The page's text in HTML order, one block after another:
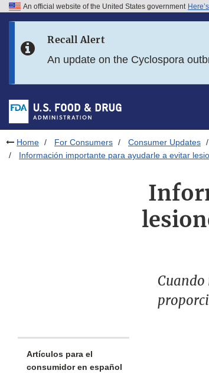
Skip to FDA Search
Skip to footer links
An official website of the United States government
Recall Alert
An update on the Cyclospora
Home For Consumers Consumer Updates
Información importante para ayudarle a evitar
Cuando
Artículos para el
consumidor en español